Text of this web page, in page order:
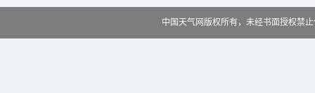
中国天气网版权所有，未经书面授权